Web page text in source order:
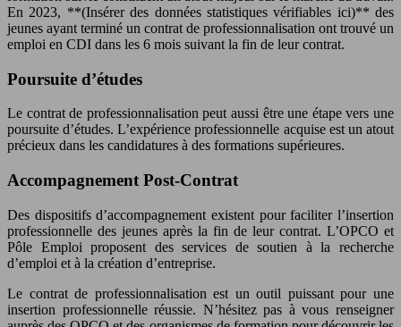
En 2023, **(Insérer des données statistiques vérifiables ici)** des
jeunes ayant terminé un contrat de professionnalisation ont trouvé un
emploi en CDI dans les 6 mois suivant la fin de leur contrat.
Poursuite d’études
Le contrat de professionnalisation peut aussi être une étape vers une
poursuite d’études. L’expérience professionnelle acquise est un atout
précieux dans les candidatures à des formations supérieures.
Accompagnement Post-Contrat
Des dispositifs d’accompagnement existent pour faciliter l’insertion
professionnelle des jeunes après la fin de leur contrat. L’OPCO et
Pôle Emploi proposent des services de soutien à la recherche
d’emploi et à la création d’entreprise.
Le contrat de professionnalisation est un outil puissant pour une
insertion professionnelle réussie. N’hésitez pas à vous renseigner